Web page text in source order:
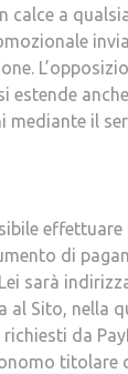
calce a
estende
mediante il
di
sarà
al Sito, nella
da
titolare